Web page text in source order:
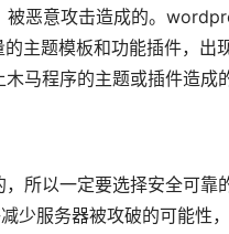
被恶意攻击造成的。
主题模板和功能插件，出
马程序的主题或插件造成
所以一定要选择安全可靠
少服务器被攻破的可能性